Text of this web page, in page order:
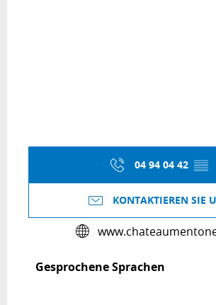
04 94 04 42 ▒▒
KONTAKTIEREN SIE
Gesprochene Sprachen
Gesprochene Sprachen